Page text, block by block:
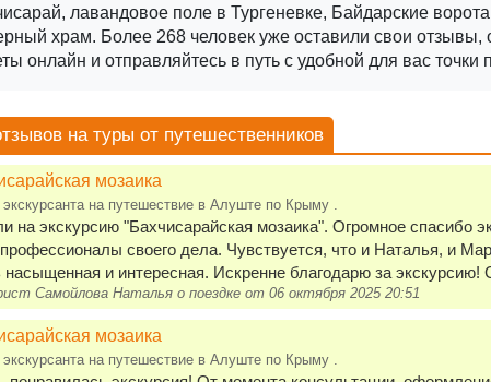
лавандовое поле в Тургеневке, Байдарские
храм. Более 268 человек уже оставили свои
онлайн и отправляйтесь в путь с удобной для вас
на туры от путешественников
мозаика
на путешествие в Алуште по Крыму .
на экскурсию "Бахчисарайская мозаика". Огромное спасибо
своего дела. Чувствуется, что и Наталья, и
насыщенная и интересная. Искренне благодарю за экскурсию!
Самойлова Наталья о поездке от 06 октября 2025 20:51
мозаика
на путешествие в Алуште по Крыму .